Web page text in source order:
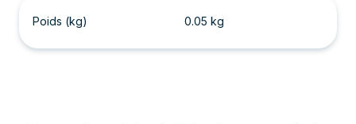
Poids (kg) 0.05 kg